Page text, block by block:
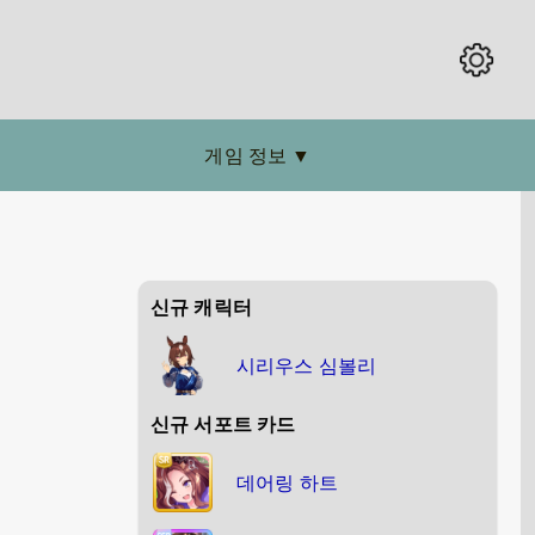
게임 정보 ▼
신규 캐릭터
시리우스 심볼리
신규 서포트 카드
데어링 하트